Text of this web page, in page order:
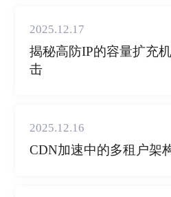
2025.12.17
揭秘高防IP的容量扩充
击
2025.12.16
CDN加速中的多租户架